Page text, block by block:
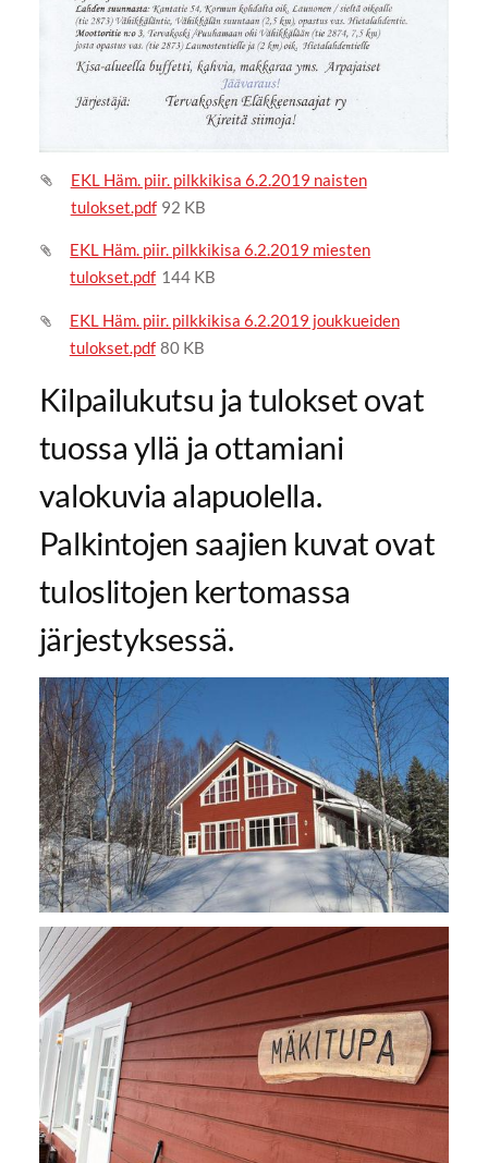
EKL Häm. piir. pilkkikisa 6.2.2019 naisten
tulokset.pdf 92 KB
EKL Häm. piir. pilkkikisa 6.2.2019 miesten
tulokset.pdf 144 KB
EKL Häm. piir. pilkkikisa 6.2.2019 joukkueiden
tulokset.pdf 80 KB
Kilpailukutsu ja tulokset ovat
tuossa yllä ja ottamiani
valokuvia alapuolella.
Palkintojen saajien kuvat ovat
tuloslitojen kertomassa
järjestyksessä.